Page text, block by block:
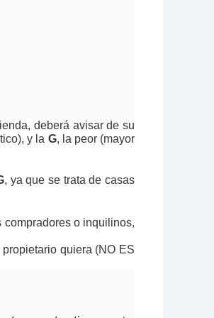
deberá avisar de su
y la G, la peor (mayor
, ya que se trata de casas
o inquilinos,
quiera (NO ES